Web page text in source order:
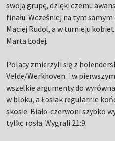
swoją grupę, dzięki czemu
finału. Wcześniej na tym
Maciej Rudol, a w turnieju
Marta Łodej.
Polacy zmierzyli się z
Velde/Werkhoven. I w
wszelkie argumenty do
w bloku, a Łosiak regularnie
skosie. Biało-czerwoni szybko
tylko rosła. Wygrali 21:9.